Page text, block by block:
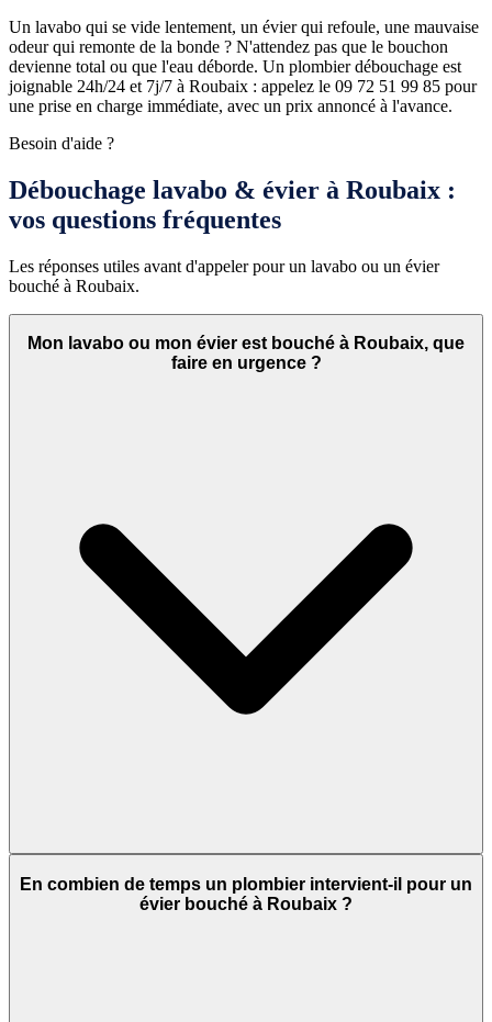
Un lavabo qui se vide lentement, un évier qui refoule, une mauvaise
odeur qui remonte de la bonde ? N'attendez pas que le bouchon
devienne total ou que l'eau déborde. Un plombier débouchage est
joignable 24h/24 et 7j/7 à Roubaix : appelez le 09 72 51 99 85 pour
une prise en charge immédiate, avec un prix annoncé à l'avance.
Besoin d'aide ?
Débouchage lavabo & évier à Roubaix :
vos questions fréquentes
Les réponses utiles avant d'appeler pour un lavabo ou un évier
bouché à Roubaix.
Mon lavabo ou mon évier est bouché à Roubaix, que
faire en urgence ?
En combien de temps un plombier intervient-il pour un
évier bouché à Roubaix ?